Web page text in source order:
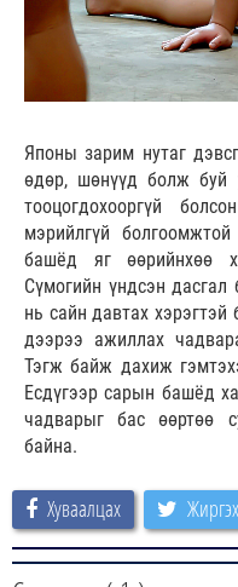
Японы зарим нутаг
өдөр, шөнүүд болж буй
тооцогдохооргүй
мэрийлгүй
башёд яг өөрийнхөө
Сүмогийн үндсэн дасгал
нь сайн давтах
дээрээ ажиллах
Тэгж байж дахиж
Есдүгээр сарын башёд
чадварыг бас өөртөө
байна.
Хуваалцах Жиргэх